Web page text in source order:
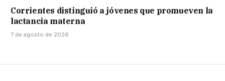
Corrientes distinguió a jóvenes que promueven la
lactancia materna
7 de agosto de 2026